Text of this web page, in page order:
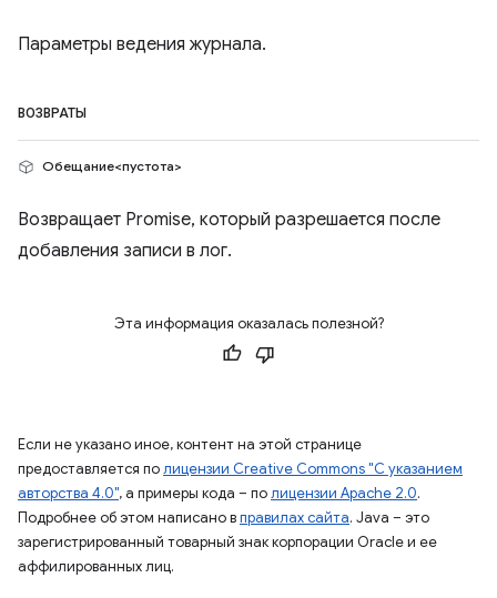
Параметры ведения журнала.
ВОЗВРАТЫ
Обещание<пустота>
Возвращает Promise, который разрешается после
добавления записи в лог.
Эта информация оказалась полезной?
Если не указано иное, контент на этой странице
предоставляется полицензии Creative Commons "С указанием
авторства 4.0", а примеры кода – полицензии Apache 2.0.
Подробнее об этом написано вправилах сайта. Java – это
зарегистрированный товарный знак корпорации Oracle и ее
аффилированных лиц.